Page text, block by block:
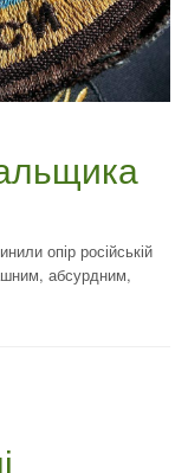
опір російській
абсурдним,